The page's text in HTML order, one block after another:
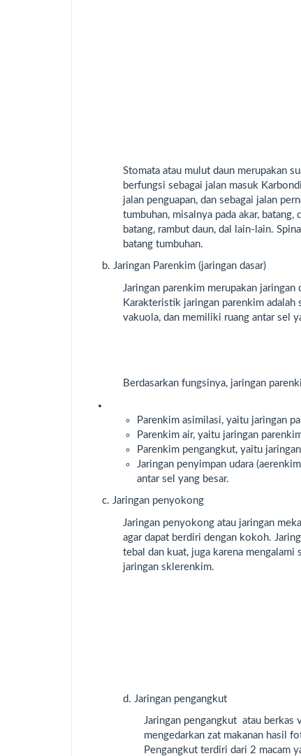
Stomata atau mulut daun merupakan
berfungsi sebagai jalan masuk
jalan penguapan, dan sebagai jalan
tumbuhan, misalnya pada akar,
batang, rambut daun, dal lain-lain.
batang tumbuhan.
b. Jaringan Parenkim (jaringan dasar)
Jaringan parenkim merupakan
Karakteristik jaringan parenkim
vakuola, dan memiliki ruang antar sel
Berdasarkan fungsinya, jaringan
Parenkim asimilasi, yaitu jaringan
Parenkim air, yaitu jaringan
Parenkim pengangkut, yaitu
Jaringan penyimpan udara
antar sel yang besar.
c. Jaringan penyokong
Jaringan penyokong atau jaringan
agar dapat berdiri dengan kokoh.
tebal dan kuat, juga karena
jaringan sklerenkim.
d. Jaringan pengangkut
Jaringan pengangkut atau berkas
mengedarkan zat makanan hasil
Pengangkut terdiri dari 2 macam